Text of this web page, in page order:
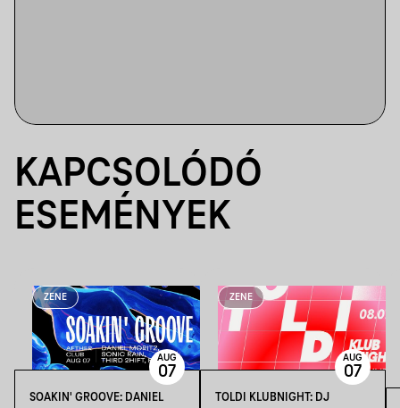
KAPCSOLÓDÓ
ESEMÉNYEK
ZENE
SOAKIN' GROOVE: DANIEL
AUG
07
ZENE
TOLDI KLUBNIGHT: DJ
AUG
07